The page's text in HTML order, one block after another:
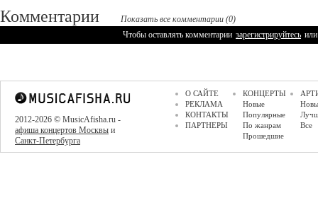
Комментарии
Показать все комментарии (0)
Чтобы оставлять комментарии зарегистрируйтесь или
2012-2026 © MusicAfisha.ru -
афиша концертов Москвы и
Санкт-Петербурга
О САЙТЕ
РЕКЛАМА
КОНТАКТЫ
ПАРТНЕРЫ
КОНЦЕРТЫ
Новые
Популярные
По жанрам
Прошедшие
Все